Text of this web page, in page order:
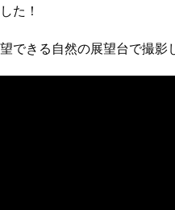
た！
できる自然の展望台で撮影